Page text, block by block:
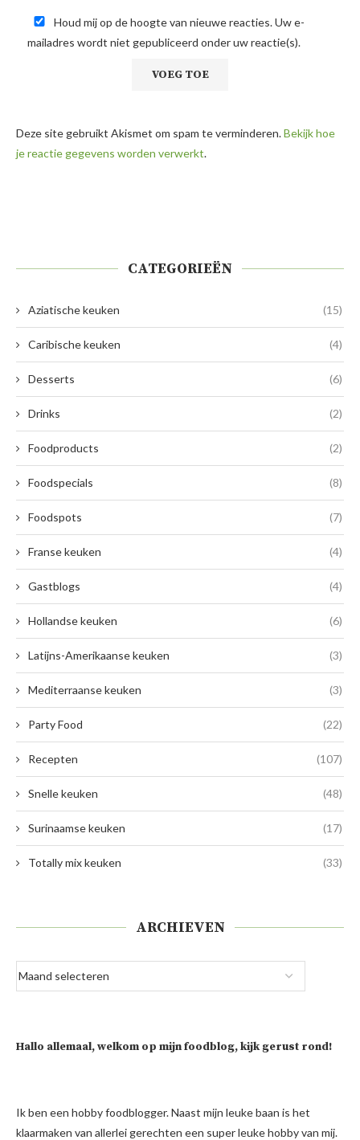
Houd mij op de hoogte van nieuwe reacties. Uw e-
mailadres wordt niet gepubliceerd onder uw reactie(s).
Deze site gebruikt Akismet om spam te verminderen.Bekijk hoe
je reactie gegevens worden verwerkt.
CATEGORIEËN
Aziatische keuken (15)
Caribische keuken (4)
Desserts (6)
Drinks (2)
Foodproducts (2)
Foodspecials (8)
Foodspots (7)
Franse keuken (4)
Gastblogs (4)
Hollandse keuken (6)
Latijns-Amerikaanse keuken (3)
Mediterraanse keuken (3)
Party Food (22)
Recepten (107)
Snelle keuken (48)
Surinaamse keuken (17)
Totally mix keuken (33)
ARCHIEVEN
Hallo allemaal, welkom op mijn foodblog, kijk gerust rond!
Ik ben een hobby foodblogger. Naast mijn leuke baan is het
klaarmaken van allerlei gerechten een super leuke hobby van mij.